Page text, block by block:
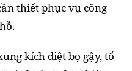
thiết phục vụ công
kích diệt bọ gậy, tổ